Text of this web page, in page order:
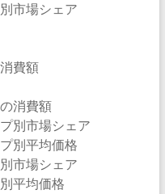
市場シェア
費額
消費額
別市場シェア
別平均価格
市場シェア
平均価格